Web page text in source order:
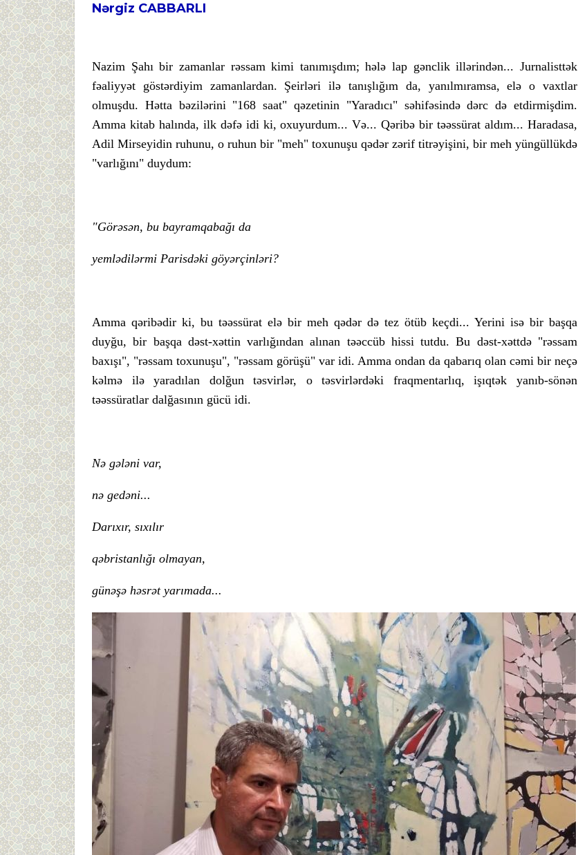
Nərgiz CABBARLI
Nazim Şahı bir zamanlar rəssam kimi tanımışdım; hələ lap gənclik illərindən... Jurnalisttək
fəaliyyət göstərdiyim zamanlardan. Şeirləri ilə tanışlığım da, yanılmıramsa, elə o vaxtlar
olmuşdu. Hətta bəzilərini "168 saat" qəzetinin "Yaradıcı" səhifəsində dərc də etdirmişdim.
Amma kitab halında, ilk dəfə idi ki, oxuyurdum... Və... Qəribə bir təəssürat aldım... Haradasa,
Adil Mirseyidin ruhunu, o ruhun bir "meh" toxunuşu qədər zərif titrəyişini, bir meh yüngüllükdə
"varlığını" duydum:
"Görəsən, bu bayramqabağı da
yemlədilərmi Parisdəki göyərçinləri?
Amma qəribədir ki, bu təəssürat elə bir meh qədər də tez ötüb keçdi... Yerini isə bir başqa
duyğu, bir başqa dəst-xəttin varlığından alınan təəccüb hissi tutdu. Bu dəst-xəttdə "rəssam
baxışı", "rəssam toxunuşu", "rəssam görüşü" var idi. Amma ondan da qabarıq olan cəmi bir neçə
kəlmə ilə yaradılan dolğun təsvirlər, o təsvirlərdəki fraqmentarlıq, işıqtək yanıb-sönən
təəssüratlar dalğasının gücü idi.
Nə gələni var,
nə gedəni...
Darıxır, sıxılır
qəbristanlığı olmayan,
günəşə həsrət yarımada...